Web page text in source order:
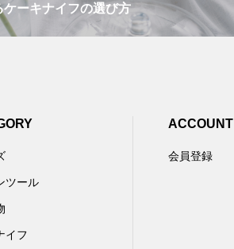
ケーキナイフの選び方
ツール
イフ
ACCOUNT
会員登録